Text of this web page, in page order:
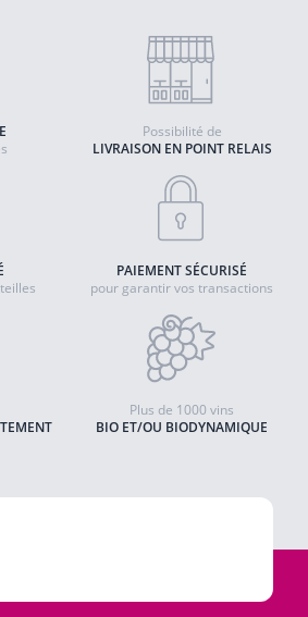
LIVRAISON EN POINT RELAIS
Possibilité de
PAIEMENT SÉCURISÉ
pour garantir vos transactions
BIO ET/OU BIODYNAMIQUE
Plus de 1000 vins